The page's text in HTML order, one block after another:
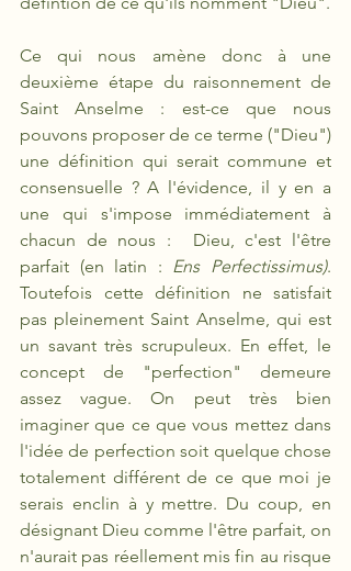
Ce qui nous amène donc à une
deuxième étape du raisonnement de
Saint Anselme : est-ce que nous
pouvons proposer de ce terme ("Dieu")
une définition qui serait commune et
consensuelle ? A l'évidence, il y en a
une qui s'impose immédiatement à
chacun de nous :  Dieu, c'est l'être
parfait (en latin : Ens Perfectissimus).
Toutefois cette définition ne satisfait
pas pleinement Saint Anselme, qui est
un savant très scrupuleux. En effet, le
concept de "perfection" demeure
assez vague. On peut très bien
imaginer que ce que vous mettez dans
l'idée de perfection soit quelque chose
totalement différent de ce que moi je
serais enclin à y mettre. Du coup, en
désignant Dieu comme l'être parfait, on
n'aurait pas réellement mis fin au risque